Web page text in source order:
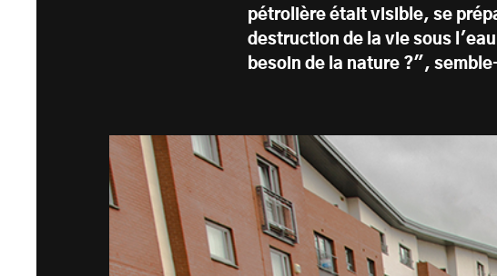
pétrolière était visible, se
destruction de la vie sous
besoin de la nature ?",